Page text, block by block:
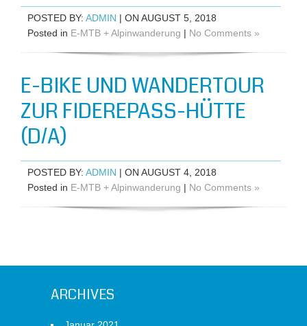
POSTED BY: ADMIN | ON AUGUST 5, 2018
Posted in E-MTB + Alpinwanderung | No Comments »
E-BIKE UND WANDERTOUR
ZUR FIDEREPASS-HÜTTE
(D/A)
POSTED BY: ADMIN | ON AUGUST 4, 2018
Posted in E-MTB + Alpinwanderung | No Comments »
ARCHIVES